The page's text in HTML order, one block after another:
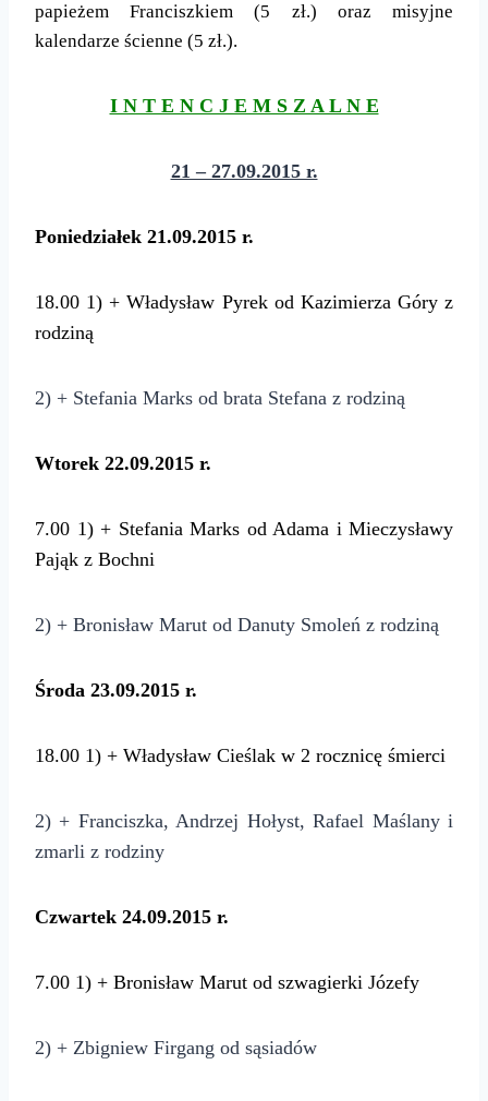
papieżem Franciszkiem (5 zł.) oraz misyjne
kalendarze ścienne (5 zł.).
I N T E N C J E M S Z A L N E
21 – 27.09.2015 r.
Poniedziałek 21.09.2015 r.
18.00 1) + Władysław Pyrek od Kazimierza Góry z
rodziną
2) + Stefania Marks od brata Stefana z rodziną
Wtorek 22.09.2015 r.
7.00 1) + Stefania Marks od Adama i Mieczysławy
Pająk z Bochni
2) + Bronisław Marut od Danuty Smoleń z rodziną
Środa 23.09.2015 r.
18.00 1) + Władysław Cieślak w 2 rocznicę śmierci
2) + Franciszka, Andrzej Hołyst, Rafael Maślany i
zmarli z rodziny
Czwartek 24.09.2015 r.
7.00 1) + Bronisław Marut od szwagierki Józefy
2) + Zbigniew Firgang od sąsiadów